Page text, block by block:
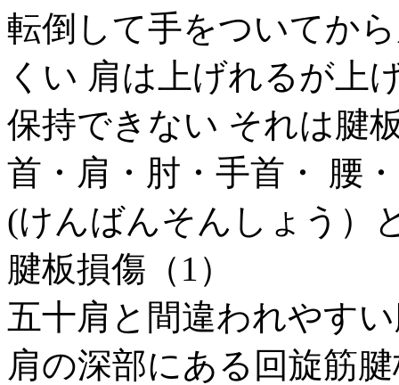
転倒して手をついてか
くい 肩は上げれるが上
保持できない それは腱
首・肩・肘・手首・ 腰
(けんばんそんしょう）
腱板損傷（1）
五十肩と間違われやす
肩の深部にある回旋筋